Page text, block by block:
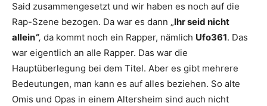
Said zusammengesetzt und wir haben es noch auf die
Rap-Szene bezogen. Da war es dann „Ihr seid nicht
allein“, da kommt noch ein Rapper, nämlich Ufo361. Das
war eigentlich an alle Rapper. Das war die
Hauptüberlegung bei dem Titel. Aber es gibt mehrere
Bedeutungen, man kann es auf alles beziehen. So alte
Omis und Opas in einem Altersheim sind auch nicht